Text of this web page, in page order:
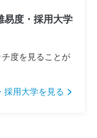
易度・採用大学
度を見ることが
採用大学を見る